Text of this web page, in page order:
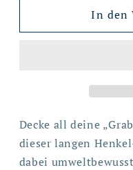
In den
Decke all deine
dieser langen
dabei